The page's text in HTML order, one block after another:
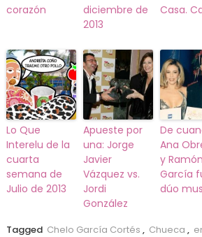
corazón
diciembre de
2013
Casa.
Lo Que
Interelu de la
cuarta
semana de
Julio de 2013
Apueste por
una: Jorge
Javier
Vázquez vs.
Jordi
González
De
Ana
y Ramón
García
dúo
Tagged Chelo García Cortés , Chueca ,